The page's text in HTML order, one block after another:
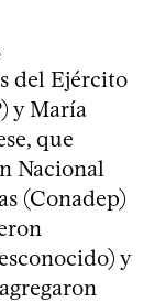
del Ejército
y María
que
Nacional
(Conadep)
y